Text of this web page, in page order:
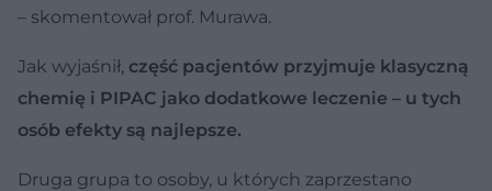
– skomentował prof. Murawa.
Jak wyjaśnił, część pacjentów przyjmuje klasyczną
chemię i PIPAC jako dodatkowe leczenie – u tych
osób efekty są najlepsze.
Druga grupa to osoby, u których zaprzestano